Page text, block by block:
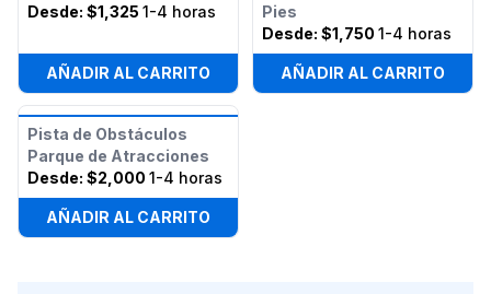
Desde: $1,325 1-4 horas
AÑADIR AL CARRITO
Pies
Desde: $1,750 1-4 horas
AÑADIR AL CARRITO
Pista de Obstáculos
Parque de Atracciones
Desde: $2,000 1-4 horas
AÑADIR AL CARRITO